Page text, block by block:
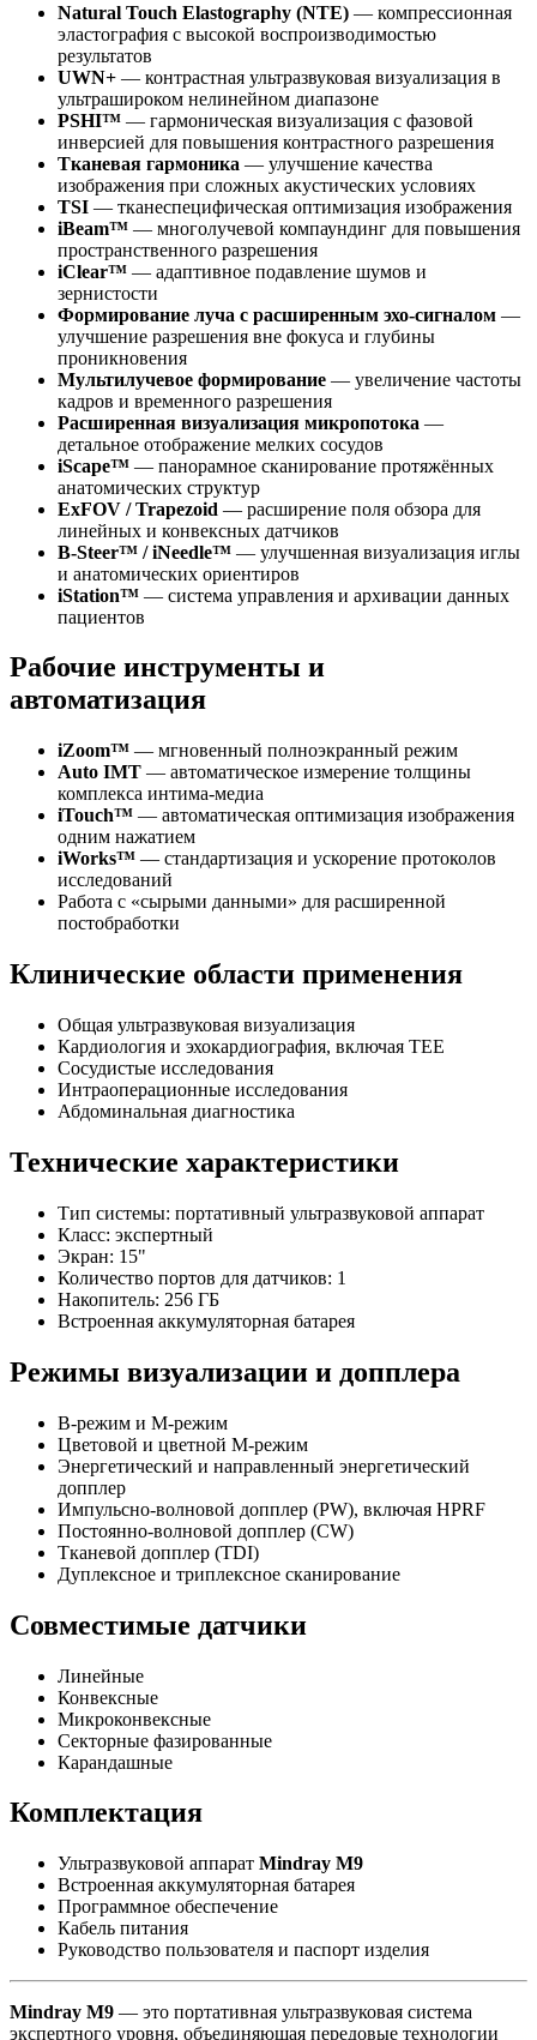
Natural Touch Elastography (NTE) — компрессионная
эластография с высокой воспроизводимостью
результатов
UWN+ — контрастная ультразвуковая визуализация в
ультрашироком нелинейном диапазоне
PSHI™ — гармоническая визуализация с фазовой
инверсией для повышения контрастного разрешения
Тканевая гармоника — улучшение качества
изображения при сложных акустических условиях
TSI — тканеспецифическая оптимизация изображения
iBeam™ — многолучевой компаундинг для повышения
пространственного разрешения
iClear™ — адаптивное подавление шумов и
зернистости
Формирование луча с расширенным эхо-сигналом —
улучшение разрешения вне фокуса и глубины
проникновения
Мультилучевое формирование — увеличение частоты
кадров и временного разрешения
Расширенная визуализация микропотока —
детальное отображение мелких сосудов
iScape™ — панорамное сканирование протяжённых
анатомических структур
ExFOV / Trapezoid — расширение поля обзора для
линейных и конвексных датчиков
B-Steer™ / iNeedle™ — улучшенная визуализация иглы
и анатомических ориентиров
iStation™ — система управления и архивации данных
пациентов
Рабочие инструменты и
автоматизация
iZoom™ — мгновенный полноэкранный режим
Auto IMT — автоматическое измерение толщины
комплекса интима-медиа
iTouch™ — автоматическая оптимизация изображения
одним нажатием
iWorks™ — стандартизация и ускорение протоколов
исследований
Работа с «сырыми данными» для расширенной
постобработки
Клинические области применения
Общая ультразвуковая визуализация
Кардиология и эхокардиография, включая TEE
Сосудистые исследования
Интраоперационные исследования
Абдоминальная диагностика
Технические характеристики
Тип системы: портативный ультразвуковой аппарат
Класс: экспертный
Экран: 15"
Количество портов для датчиков: 1
Накопитель: 256 ГБ
Встроенная аккумуляторная батарея
Режимы визуализации и допплера
B-режим и M-режим
Цветовой и цветной M-режим
Энергетический и направленный энергетический
допплер
Импульсно-волновой допплер (PW), включая HPRF
Постоянно-волновой допплер (CW)
Тканевой допплер (TDI)
Дуплексное и триплексное сканирование
Совместимые датчики
Линейные
Конвексные
Микроконвексные
Секторные фазированные
Карандашные
Комплектация
Ультразвуковой аппарат Mindray M9
Встроенная аккумуляторная батарея
Программное обеспечение
Кабель питания
Руководство пользователя и паспорт изделия
Mindray M9 — это портативная ультразвуковая система
экспертного уровня, объединяющая передовые технологии